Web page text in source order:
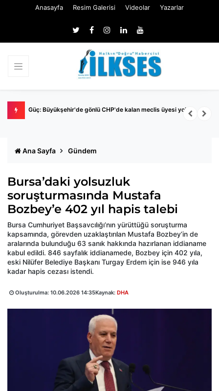
Anasayfa Resim Galerisi Videolar Yazarlar
Güç: Büyükşehir'de gönlü CHP'de kalan meclis üyesi yok
Ana Sayfa Gündem
Bursa’daki yolsuzluk
soruşturmasında Mustafa
Bozbey’e 402 yıl hapis talebi
Bursa Cumhuriyet Başsavcılığı’nın yürüttüğü soruşturma
kapsamında, görevden uzaklaştırılan Mustafa Bozbey’in de
aralarında bulunduğu 63 sanık hakkında hazırlanan iddianame
kabul edildi. 846 sayfalık iddianamede, Bozbey için 402 yıla,
eski Nilüfer Belediye Başkanı Turgay Erdem için ise 946 yıla
kadar hapis cezası istendi.
Oluşturulma: 10.06.2026 14:35Kaynak: DHA